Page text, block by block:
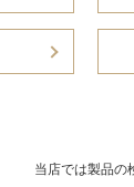
当店では製品の